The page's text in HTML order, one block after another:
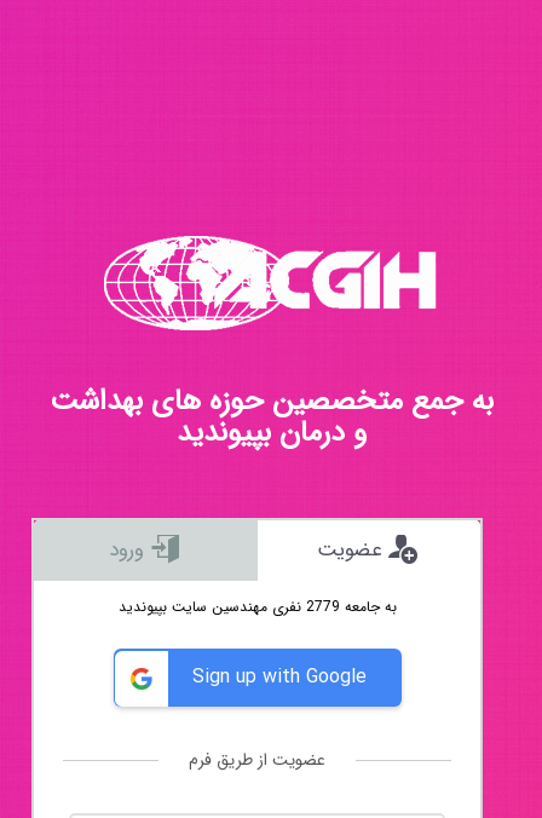
به جمع متخصصین حوزه های بهداشت
و درمان بپیوندید
به جامعه 2779 نفری مهندسین سایت بپیوندید
Sign up with Google
عضویت از طریق فرم